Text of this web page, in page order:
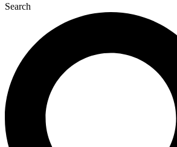
Search